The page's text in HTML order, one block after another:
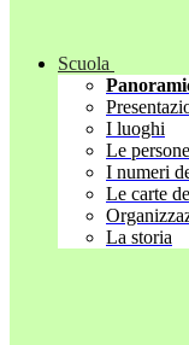
Scuola
I luoghi
Le persone
I numeri
Le carte
La storia